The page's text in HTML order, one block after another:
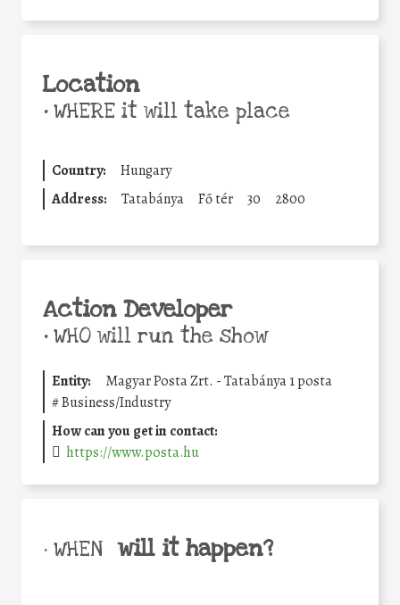
Location
•WHERE it will take place
Country:
Hungary
Address:
Tatabánya Fő tér 30 2800
Action Developer
•WHO will run the show
Entity:
Magyar Posta Zrt. - Tatabánya 1 posta
#Business/Industry
How can you get in contact:
https://www.posta.hu
• WHEN will it happen?